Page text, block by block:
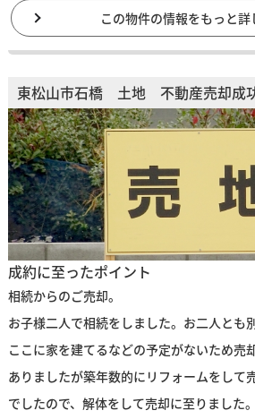
この物件の情報をもっと詳
東松山市石橋 土地 不動産売却成
成約に至ったポイント
相続からのご売却。
お子様二人で相続をしました。お二人とも
ここに家を建てるなどの予定がないため売
ありましたが築年数的にリフォームをして
でしたので、解体をして売却に至りました